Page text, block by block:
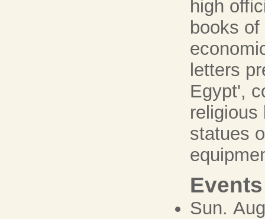
high
books
letters
Egypt',
religious
statues
Events
Sun.